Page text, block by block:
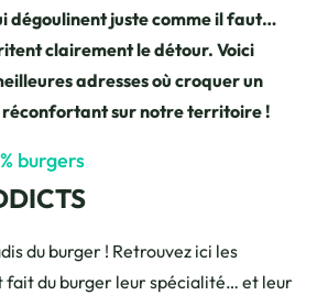
dégoulinent juste comme il faut…
clairement le détour. Voici
adresses où croquer un
sur notre territoire !
burgers
du burger ! Retrouvez ici les
fait du burger leur spécialité… et leur